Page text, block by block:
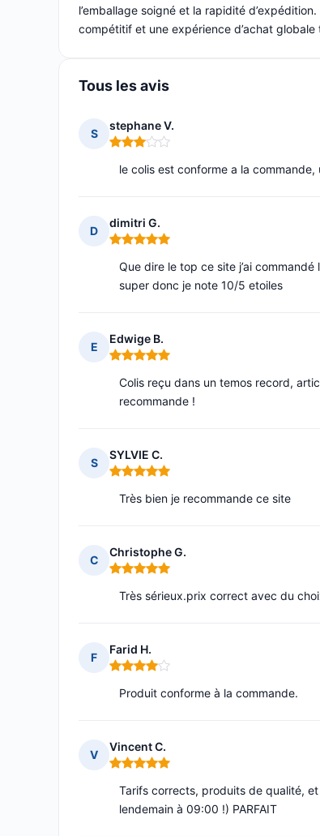
l’emballage soigné et la rapidité
compétitif et une expérience d’achat globale
Tous les avis
S
stephane V.
Note : 3 sur 5
le colis est conforme a la
D
dimitri G.
Note : 5 sur 5
Que dire le top ce site j’ai
super donc je note 10/5 etoiles
E
Edwige B.
Note : 5 sur 5
Colis reçu dans un temos record,
recommande !
S
SYLVIE C.
Note : 5 sur 5
Très bien je recommande ce site
C
Christophe G.
Note : 5 sur 5
Très sérieux.prix correct avec du
F
Farid H.
Note : 4 sur 5
Produit conforme à la commande.
V
Vincent C.
Note : 5 sur 5
Tarifs corrects, produits de qualité,
lendemain à 09:00 !) PARFAIT